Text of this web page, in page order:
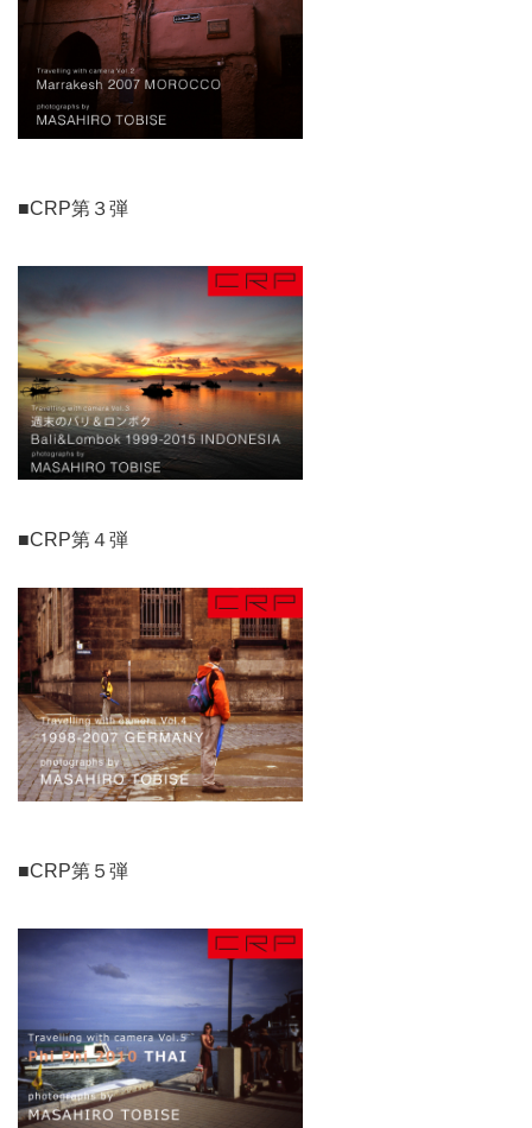
■CRP第３弾
■CRP第４弾
■CRP第５弾